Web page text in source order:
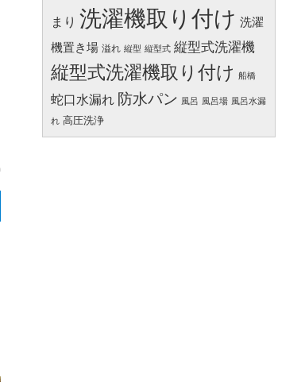
まり 洗濯機取り付け 洗濯
機置き場 溢れ 縦型 縦型式 縦型式洗濯機
縦型式洗濯機取り付け 船橋
蛇口水漏れ 防水パン 風呂 風呂場 風呂水漏
れ 高圧洗浄